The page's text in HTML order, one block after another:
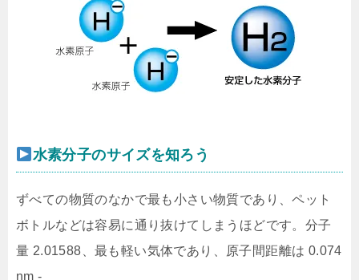
水素分子のサイズを知ろう
ずべての物質のなかで最も小さい物質であり、ペット
ボトルなどは容易に通り抜けてしまうほどです。分子
量 2.01588、最も軽い気体であり、原子間距離は 0.074
nm ‐